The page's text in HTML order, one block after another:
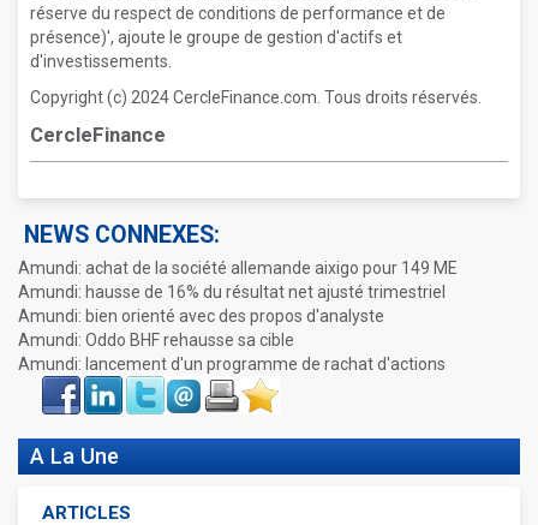
réserve du respect de conditions de performance et de
présence)', ajoute le groupe de gestion d'actifs et
d'investissements.
Copyright (c) 2024 CercleFinance.com. Tous droits réservés.
CercleFinance
NEWS CONNEXES:
Amundi: achat de la société allemande aixigo pour 149 ME
Amundi: hausse de 16% du résultat net ajusté trimestriel
Amundi: bien orienté avec des propos d'analyste
Amundi: Oddo BHF rehausse sa cible
Amundi: lancement d'un programme de rachat d'actions
Face
book
LinkIn Twitter Envoyer ImprimerFavoris
A La Une
ARTICLES